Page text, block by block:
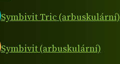
Symbivit Tric (arbuskulární)
Symbivit (arbuskulární)